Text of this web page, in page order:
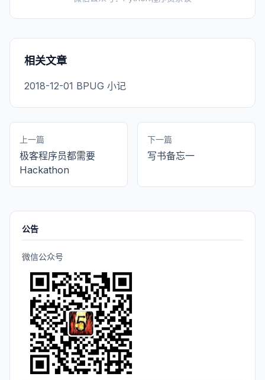
相关文章
2018-12-01 BPUG 小记
上一篇
极客程序员都需要
Hackathon
下一篇
写书备忘一
公告
微信公众号